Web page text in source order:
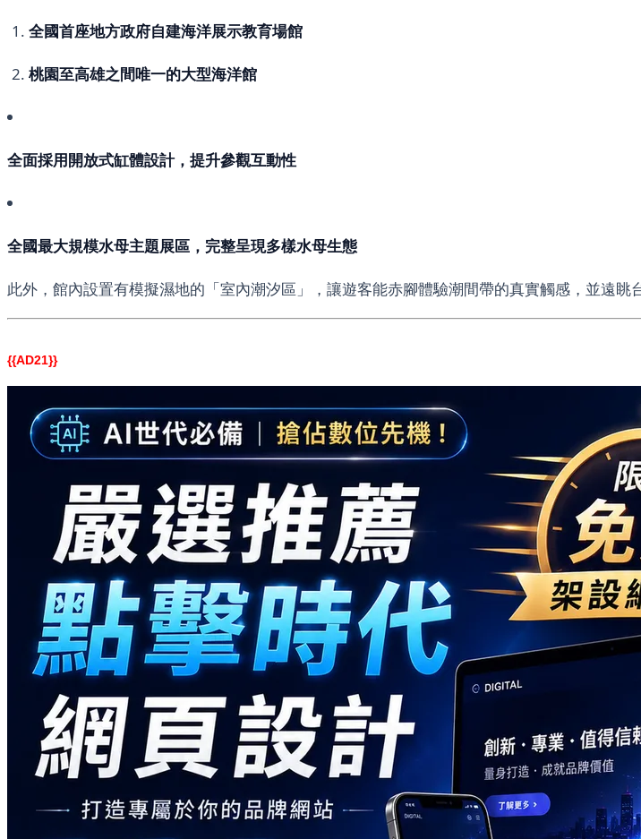
全國首座地方政府自建海洋展示教育場館
桃園至高雄之間唯一的大型海洋館
全面採用開放式缸體設計，提升參觀互動性
全國最大規模水母主題展區，完整呈現多樣水母生態
此外，館內設置有模擬濕地的「室內潮汐區」，讓遊客能赤腳體驗潮間帶的真實觸感，並遠眺
{{AD21}}